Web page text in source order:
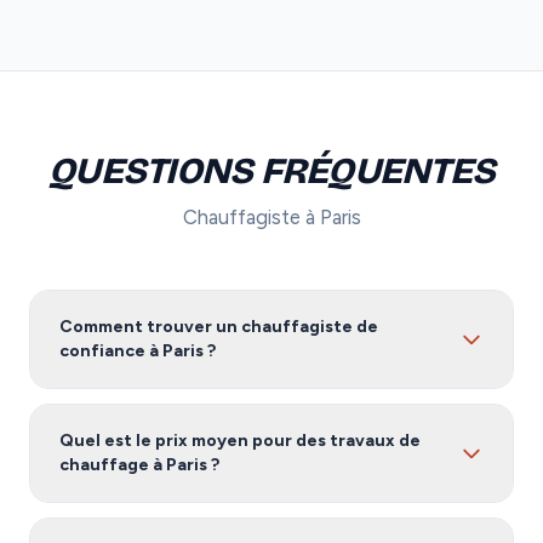
QUESTIONS FRÉQUENTES
Chauffagiste à Paris
Comment trouver un chauffagiste de
confiance à Paris ?
Pour trouver un chauffagiste fiable à Paris, nous vous
service vous met en relation avec des artisans certifiés
et vérifiés à Paris, gratuitement et sans engagement.
Quel est le prix moyen pour des travaux de
chauffage à Paris ?
Les tarifs de chauffage à Paris varient selon l'ampleur